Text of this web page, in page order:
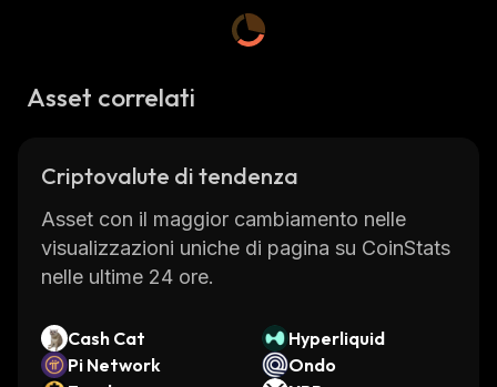
Asset correlati
Criptovalute di tendenza
Asset con il maggior cambiamento nelle
visualizzazioni uniche di pagina su CoinStats
nelle ultime 24 ore.
Cash Cat
Hyperliquid
Pi Network
Ondo